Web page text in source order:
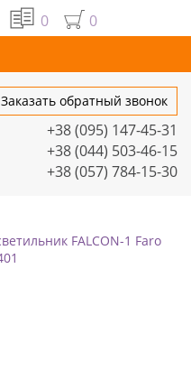
0 0
Заказать обратный звонок
+38 (095) 147-45-31
+38 (044) 503-46-15
+38 (057) 784-15-30